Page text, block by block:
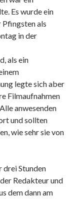
Es wurde ein
Pfingsten als
in der
als ein
legte sich aber
Filmaufnahmen
anwesenden
und sollten
wie sehr sie von
drei Stunden
Redakteur und
dem dann am